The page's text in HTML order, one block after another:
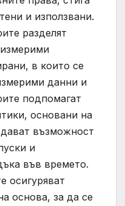
и използвани.
разделят
в които се
данни и
подпомагат
основани на
възможност
и
във времето.
осигуряват
основа, за да се